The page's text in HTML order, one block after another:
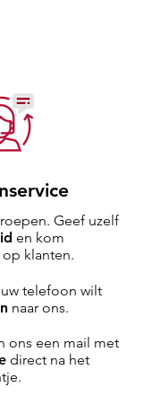
Geef uzelf
en kom
klanten.
telefoon wilt
naar ons.
ons een mail met
direct na het